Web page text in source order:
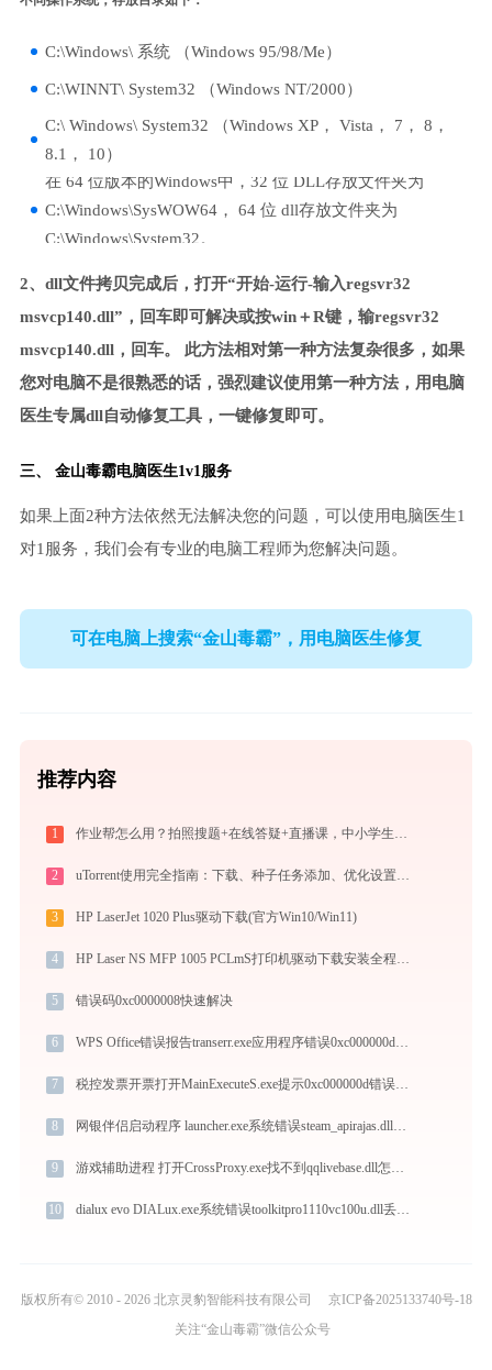
C:\Windows\ 系统 （Windows 95/98/Me）
C:\WINNT\ System32 （Windows NT/2000）
C:\ Windows\ System32 （Windows XP， Vista， 7， 8，
8.1， 10）
在 64 位版本的Windows中，32 位 DLL存放文件夹为
C:\Windows\SysWOW64， 64 位 dll存放文件夹为
C:\Windows\System32。
2、dll文件拷贝完成后，打开“开始-运行-输入regsvr32
msvcp140.dll”，回车即可解决或按win＋R键，输regsvr32
msvcp140.dll，回车。 此方法相对第一种方法复杂很多，如果
您对电脑不是很熟悉的话，强烈建议使用第一种方法，用电脑
医生专属dll自动修复工具，一键修复即可。
三、 金山毒霸电脑医生1v1服务
如果上面2种方法依然无法解决您的问题，可以使用电脑医生1
对1服务，我们会有专业的电脑工程师为您解决问题。
可在电脑上搜索“金山毒霸”，用电脑医生修复
推荐内容
1 作业帮怎么用？拍照搜题+在线答疑+直播课，中小学生辅导全攻略
2 uTorrent使用完全指南：下载、种子任务添加、优化设置与BT客户端对比
3 HP LaserJet 1020 Plus驱动下载(官方Win10/Win11)
4 HP Laser NS MFP 1005 PCLmS打印机驱动下载安装全程指导，轻松解决打印问题
5 错误码0xc0000008快速解决
6 WPS Office错误报告transerr.exe应用程序错误0xc000000d解决方法
7 税控发票开票打开MainExecuteS.exe提示0xc000000d错误码怎么办
8 网银伴侣启动程序 launcher.exe系统错误steam_apirajas.dll丢失如何解决
9 游戏辅助进程 打开CrossProxy.exe找不到qqlivebase.dll怎么办
10 dialux evo DIALux.exe系统错误toolkitpro1110vc100u.dll丢失如何解决
版权所有© 2010 - 2026 北京灵豹智能科技有限公司
京ICP备2025133740号-18
关注“金山毒霸”微信公众号